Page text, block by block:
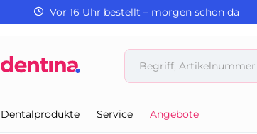
Vor 16 Uhr bestellt – morgen schon da
Dentalprodukte Service Angebote